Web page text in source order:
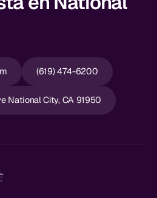
(619) 474-6200
National City, CA 91950